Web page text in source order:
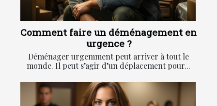
Comment faire un déménagement en
urgence ?
Déménager urgemment peut arriver à tout le
monde. Il peut s’agir d’un déplacement pour...